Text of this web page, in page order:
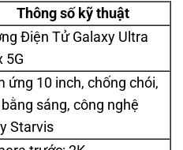
Thông số kỹ thuật
Điện Tử Galaxy Ultra
5G
ứng 10 inch, chống chói,
sáng, công nghệ
Starvis